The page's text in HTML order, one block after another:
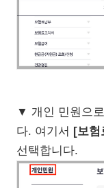
▼ 개인 민원으
다. 여기서
[보
선택합니다.